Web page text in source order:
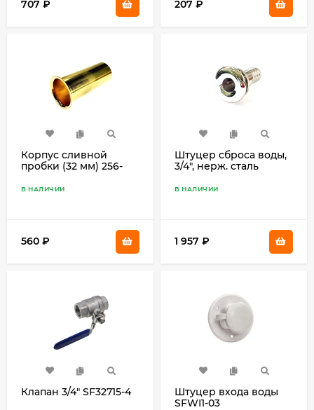
707 ₽ 207 ₽
Корпус сливной
пробки (32 мм) 256-
В НАЛИЧИИ
560 ₽
Штуцер сброса воды,
3/4", нерж. сталь
В НАЛИЧИИ
1 957 ₽
Клапан 3/4" SF32715-4
Штуцер входа воды
SFWI1-03